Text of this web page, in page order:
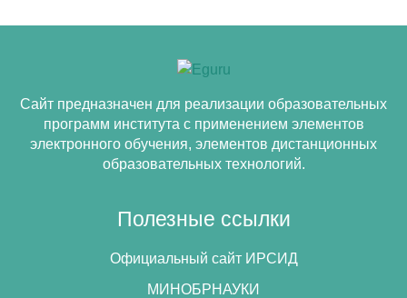
Сайт предназначен для реализации образовательных
программ института с применением элементов
электронного обучения, элементов дистанционных
образовательных технологий.
Полезные ссылки
Официальный сайт ИРСИД
МИНОБРНАУКИ